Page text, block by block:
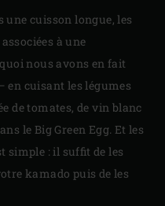
une cuisson longue, les
à une
nous avons en fait
en cuisant les légumes
de tomates, de vin blanc
le Big Green Egg. Et les
simple : il suffit de les
kamado puis de les